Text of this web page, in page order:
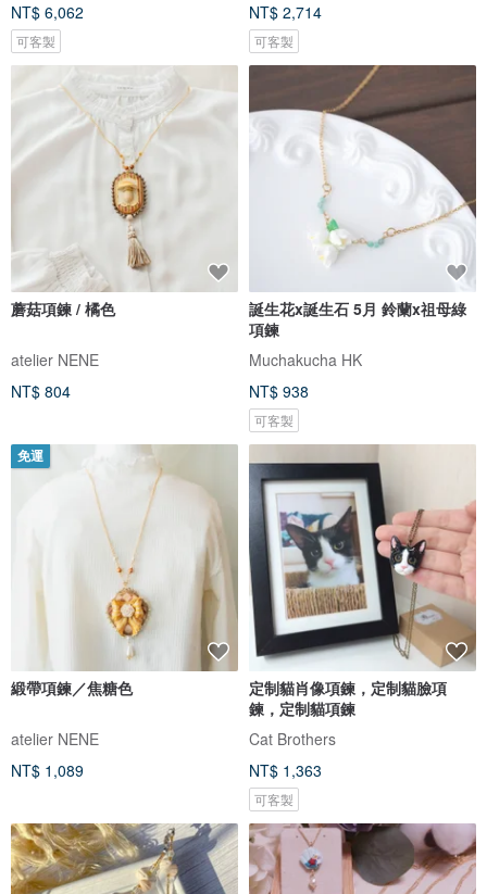
NT$ 6,062
可客製
NT$ 2,714
可客製
蘑菇項鍊 / 橘色
atelier NENE
NT$ 804
誕生花x誕生石 5月 鈴蘭x祖母綠
項鍊
Muchakucha HK
NT$ 938
可客製
免運
緞帶項鍊／焦糖色
atelier NENE
NT$ 1,089
定制貓肖像項鍊，定制貓臉項
鍊，定制貓項鍊
Cat Brothers
NT$ 1,363
可客製